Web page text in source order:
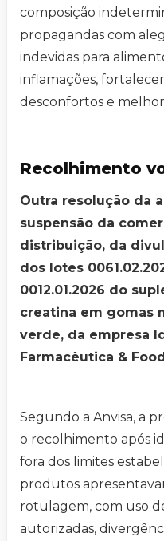
composição
propagandas com
indevidas para
inflamações,
desconfortos e
Recolhimento
Outra resolução da
suspensão da
distribuição, da
dos lotes
0012.01.2026 do
creatina em gomas
verde, da empresa
Farmacêutica &
Segundo a Anvisa, a
o recolhimento após
fora dos limites
produtos
rotulagem, com uso
autorizadas,